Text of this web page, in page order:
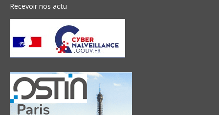
Recevoir nos actu